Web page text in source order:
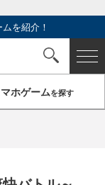
を紹介！
ホゲームを探す